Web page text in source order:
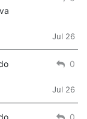
Jul 26
0
Jul 26
0